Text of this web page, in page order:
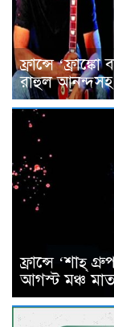
ফ্রান্সে
রাহুল আনন্দসহ
ফ্রান্সে ‘শাহ্
আগস্ট মঞ্চ